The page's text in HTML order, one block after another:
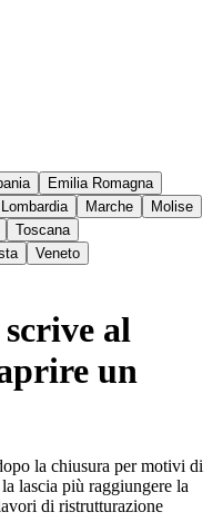
Emilia Romagna
Lombardia Marche
Molise
Toscana
Veneto
al
un
la chiusura per motivi di
lascia più raggiungere la
di ristrutturazione